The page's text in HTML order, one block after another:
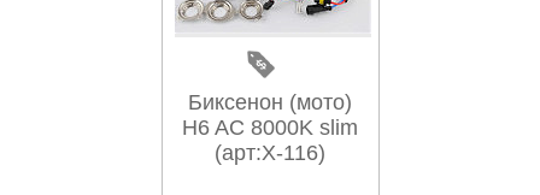
Биксенон (мото)
H6 AC 8000K slim
(арт:X-116)